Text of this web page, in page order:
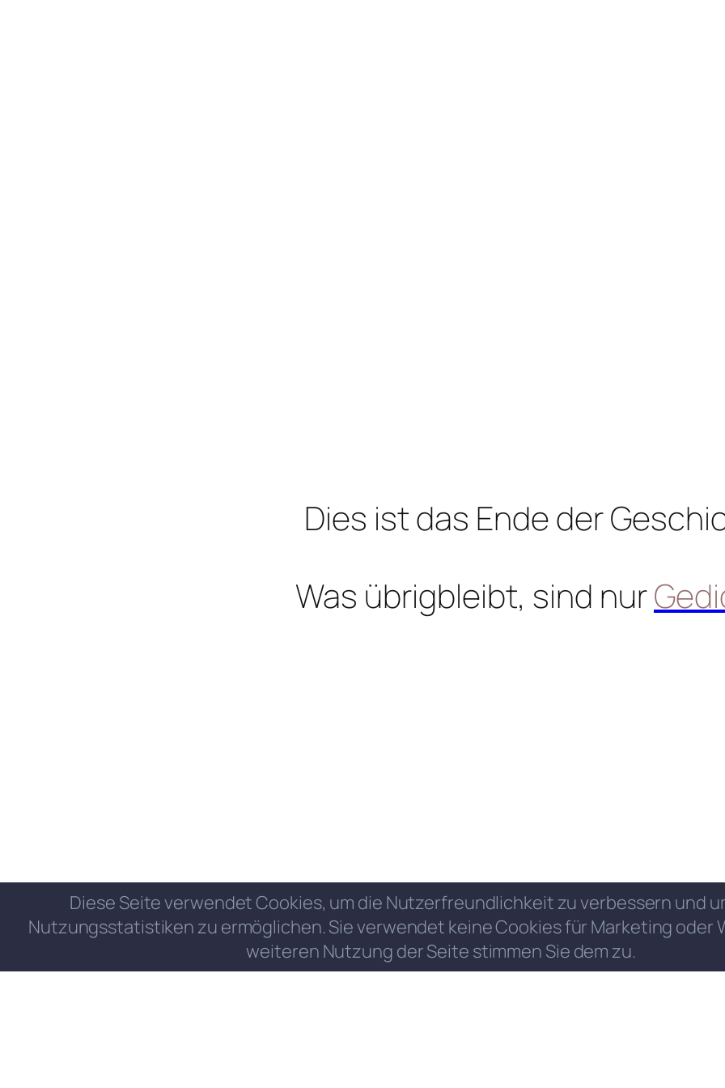
Dies ist das Ende der
Was übrigbleibt, sind nur
Diese Seite verwendet Cookies, um die Nutzerfreundlichkeit zu verbessern und
Nutzungsstatistiken zu ermöglichen. Sie verwendet keine Cookies für Marketing oder
weiteren Nutzung der Seite stimmen Sie dem zu.